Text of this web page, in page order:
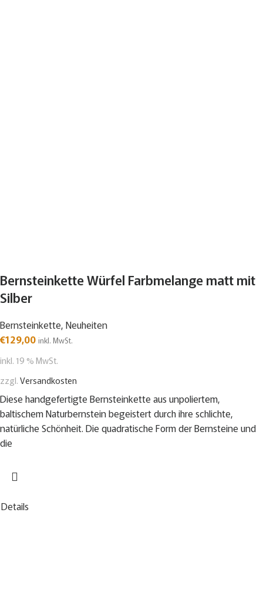
Bernsteinkette Würfel Farbmelange matt mit
Silber
Bernsteinkette, Neuheiten
€129,00 inkl. MwSt.
inkl. 19 % MwSt.
zzgl.Versandkosten
Diese handgefertigte Bernsteinkette aus unpoliertem,
baltischem Naturbernstein begeistert durch ihre schlichte,
natürliche Schönheit. Die quadratische Form der Bernsteine und
die
Details